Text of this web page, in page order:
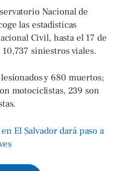
Nacional de
las estadísticas
Civil, hasta el 17 de
siniestros viales.
y 680 muertos;
motociclistas, 239 son
El Salvador dará paso a